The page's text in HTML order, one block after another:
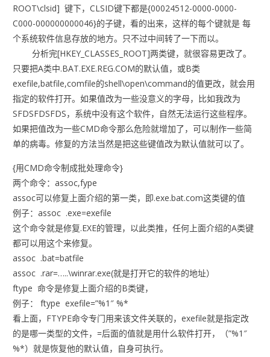
ROOT\clsid] 键下，CLSID键下都是{00024512-0000-0000-
C000-000000000046}的子键，看的出来，这样的每个键就是 每
个系统软件信息存放的地方。只不过中间转了一下而以。
分析完[HKEY_CLASSES_ROOT]两类键，就很容易更改了。
只要把A类中.BAT.EXE.REG.COM的默认值，或B类
exefile,batfile,comfile的shell\open\command的值更改，就会用
指定的软件打开。如果值改为一些没意义的字母，比如我改为
SFDSFDSFDS，系统中没有这个软件，自然无法运行这些程序。
如果把值改为一些CMD命令那么危险就增加了，可以制作一些简
单的病毒。修复的方法当然是把这些键值改为默认值就可以了。
{用CMD命令制成批处理命令}
两个命令：assoc,fype
assoc可以修复上面介绍的第一类，即.exe.bat.com这类键的值
例子：assoc .exe=exefile
这个命令就是修复.EXE的管理，以此类推，任何上面介绍的A类键
都可以用这个来修复。
assoc .bat=batfile
assoc .rar=…..\winrar.exe(就是打开它的软件的地址）
ftype 命令是修复上面介绍的B类键，
例子： ftype exefile=”%1″ %*
看上面，FTYPE命令专门用来该文件关联的，exefile就是指定改
的是哪一类型的文件，=后面的值就是用什么软件打开，（”%1″
%*）就是恢复他的默认值，自身可执行。